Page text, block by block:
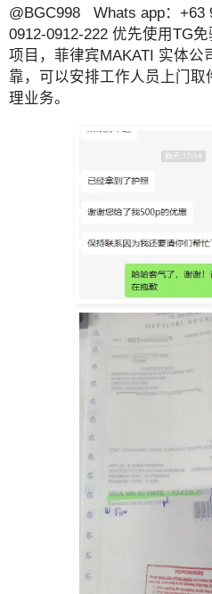
@BGC998 Whats app：+63
0912-0912-222 优先使用TG
项目，菲律宾MAKATI 实体公
靠，可以安排工作人员上门
理业务。